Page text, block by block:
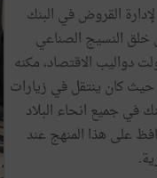
لإدارة القروض في البنك
النسيج الصناعي
دواليب الاقتصاد، مكنه
كان ينتقل في زيارات
في جميع انحاء البلاد
على هذا المنهج عند